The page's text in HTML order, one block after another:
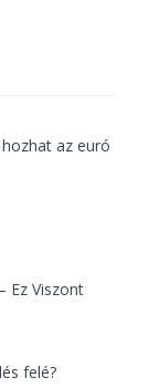
az euró
Ez Viszont
felé?